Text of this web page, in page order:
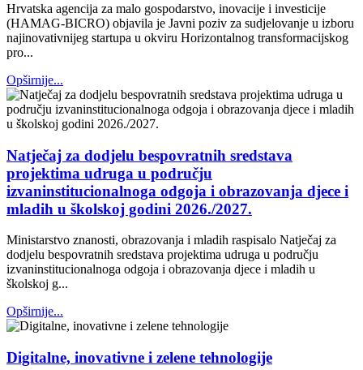
Hrvatska agencija za malo gospodarstvo, inovacije i investicije
(HAMAG-BICRO) objavila je Javni poziv za sudjelovanje u izboru
najinovativnijeg startupa u okviru Horizontalnog transformacijskog
pro...
Opširnije...
Natječaj za dodjelu bespovratnih sredstava
projektima udruga u području
izvaninstitucionalnoga odgoja i obrazovanja djece i
mladih u školskoj godini 2026./2027.
Ministarstvo znanosti, obrazovanja i mladih raspisalo Natječaj za
dodjelu bespovratnih sredstava projektima udruga u području
izvaninstitucionalnoga odgoja i obrazovanja djece i mladih u
školskoj g...
Opširnije...
Digitalne, inovativne i zelene tehnologije